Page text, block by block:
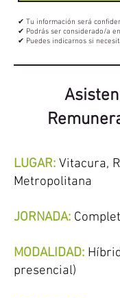
✔ Tu información será
✔ Podrás ser considerado/a
✔ Puedes indicarnos si
LUGAR: Vitacura,
Metropolitana
JORNADA:
MODALIDAD:
presencial)